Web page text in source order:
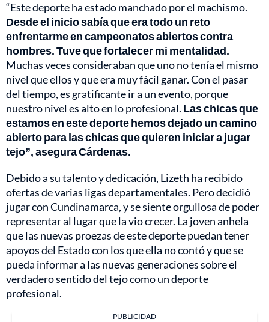
“Este deporte ha estado manchado por el machismo.
Desde el inicio sabía que era todo un reto
enfrentarme en campeonatos abiertos contra
hombres. Tuve que fortalecer mi mentalidad.
Muchas veces consideraban que uno no tenía el mismo
nivel que ellos y que era muy fácil ganar. Con el pasar
del tiempo, es gratificante ir a un evento, porque
nuestro nivel es alto en lo profesional. Las chicas que
estamos en este deporte hemos dejado un camino
abierto para las chicas que quieren iniciar a jugar
tejo”, asegura Cárdenas.
Debido a su talento y dedicación, Lizeth ha recibido
ofertas de varias ligas departamentales. Pero decidió
jugar con Cundinamarca, y se siente orgullosa de poder
representar al lugar que la vio crecer. La joven anhela
que las nuevas proezas de este deporte puedan tener
apoyos del Estado con los que ella no contó y que se
pueda informar a las nuevas generaciones sobre el
verdadero sentido del tejo como un deporte
profesional.
PUBLICIDAD